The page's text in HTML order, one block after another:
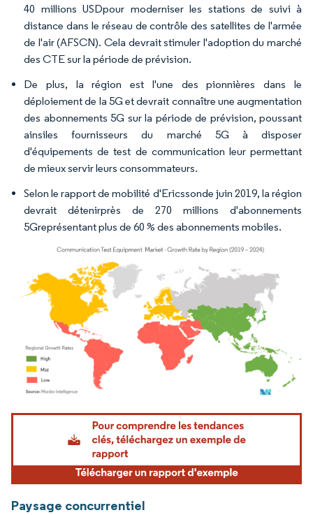
40 millions USDpour moderniser les stations de suivi à
distance dans le réseau de contrôle des satellites de l'armée
de l'air (AFSCN). Cela devrait stimuler l'adoption du marché
des CTE sur la période de prévision.
De plus, la région est l'une des pionnières dans le
déploiement de la 5G et devrait connaître une augmentation
des abonnements 5G sur la période de prévision, poussant
ainsiles fournisseurs du marché 5G à disposer
d'équipements de test de communication leur permettant
de mieux servir leurs consommateurs.
Selon le rapport de mobilité d'Ericssonde juin 2019, la région
devrait détenirprès de 270 millions d'abonnements
5Greprésentant plus de 60 % des abonnements mobiles.
Image © Mordor Intelligence. La réutilisation nécessite une attribution sous CC BY
Paysage concurrentiel